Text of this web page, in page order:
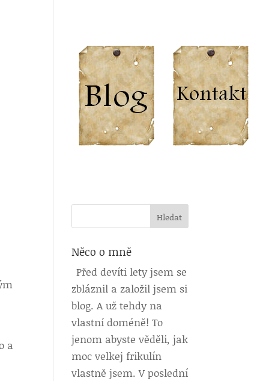
a
Něco o mně
Před devíti lety jsem se
zbláznil a založil jsem si
blog. A už tehdy na
vlastní doméně! To
jenom abyste věděli, jak
moc velkej frikulín
vlastně jsem. V poslední